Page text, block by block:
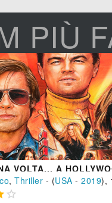
PIÙ
VOLTA... A
, Thriller - (USA - 2019),
